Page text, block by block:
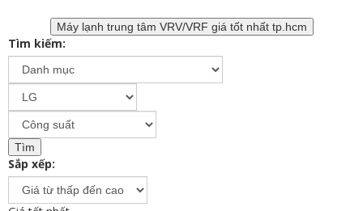
Máy lạnh trung tâm VRV/VRF giá tốt nhất tp.hcm
Tìm kiếm:
Sắp xếp: